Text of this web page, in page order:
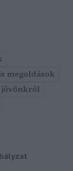
megoldások
jövőnkről